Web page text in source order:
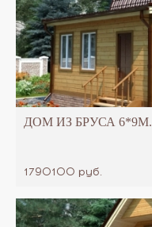
ДОМ ИЗ БРУСА 6*9М.
1790100 руб.